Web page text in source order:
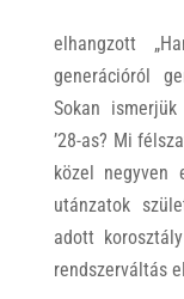
elhangzott
generációról
Sokan
’28-as? Mi
közel negyven
utánzatok
adott
rendszerváltás